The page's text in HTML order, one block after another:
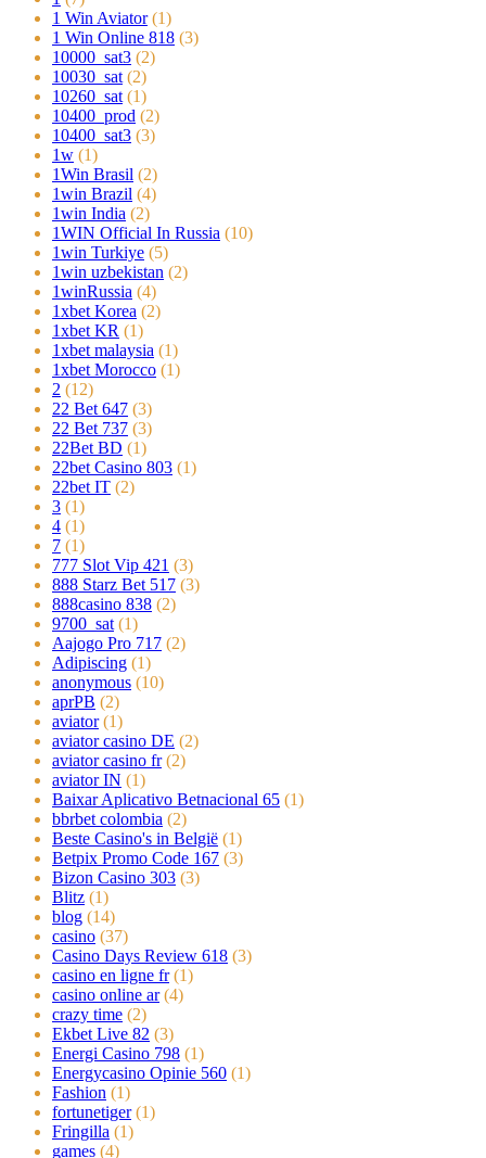
1 Win Aviator (1)
1 Win Online 818 (3)
10000_sat3 (2)
10030_sat (2)
10260_sat (1)
10400_prod (2)
10400_sat3 (3)
1w (1)
1Win Brasil (2)
1win Brazil (4)
1win India (2)
1WIN Official In Russia (10)
1win Turkiye (5)
1win uzbekistan (2)
1winRussia (4)
1xbet Korea (2)
1xbet KR (1)
1xbet malaysia (1)
1xbet Morocco (1)
2 (12)
22 Bet 647 (3)
22 Bet 737 (3)
22Bet BD (1)
22bet Casino 803 (1)
22bet IT (2)
3 (1)
4 (1)
7 (1)
777 Slot Vip 421 (3)
888 Starz Bet 517 (3)
888casino 838 (2)
9700_sat (1)
Aajogo Pro 717 (2)
Adipiscing (1)
anonymous (10)
aprPB (2)
aviator (1)
aviator casino DE (2)
aviator casino fr (2)
aviator IN (1)
Baixar Aplicativo Betnacional 65 (1)
bbrbet colombia (2)
Beste Casino's in België (1)
Betpix Promo Code 167 (3)
Bizon Casino 303 (3)
Blitz (1)
blog (14)
casino (37)
Casino Days Review 618 (3)
casino en ligne fr (1)
casino online ar (4)
crazy time (2)
Ekbet Live 82 (3)
Energi Casino 798 (1)
Energycasino Opinie 560 (1)
Fashion (1)
fortunetiger (1)
Fringilla (1)
games (4)